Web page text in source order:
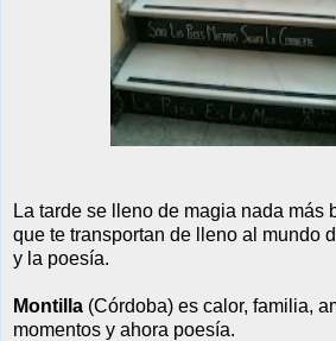
La tarde se lleno de magia nada más
que te transportan de lleno al mundo
y la poesía.
Montilla (Córdoba) es calor, familia,
momentos y ahora poesía.